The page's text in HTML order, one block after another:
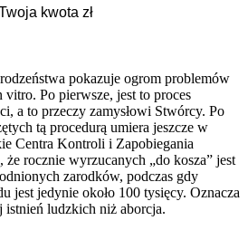
pokazuje ogrom problemów
Po pierwsze, jest to proces
a to przeczy zamysłowi Stwórcy. Po
tą procedurą umiera jeszcze w
Centra Kontroli i Zapobiegania
rocznie wyrzucanych „do kosza” jest
zarodków, podczas gdy
jest jedynie około 100 tysięcy. Oznacza
ludzkich niż aborcja.